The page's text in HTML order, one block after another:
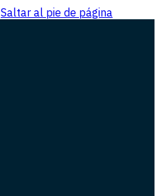
Saltar al pie de página